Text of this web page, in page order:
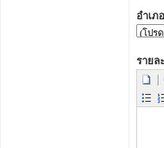
อำเภ
รายล